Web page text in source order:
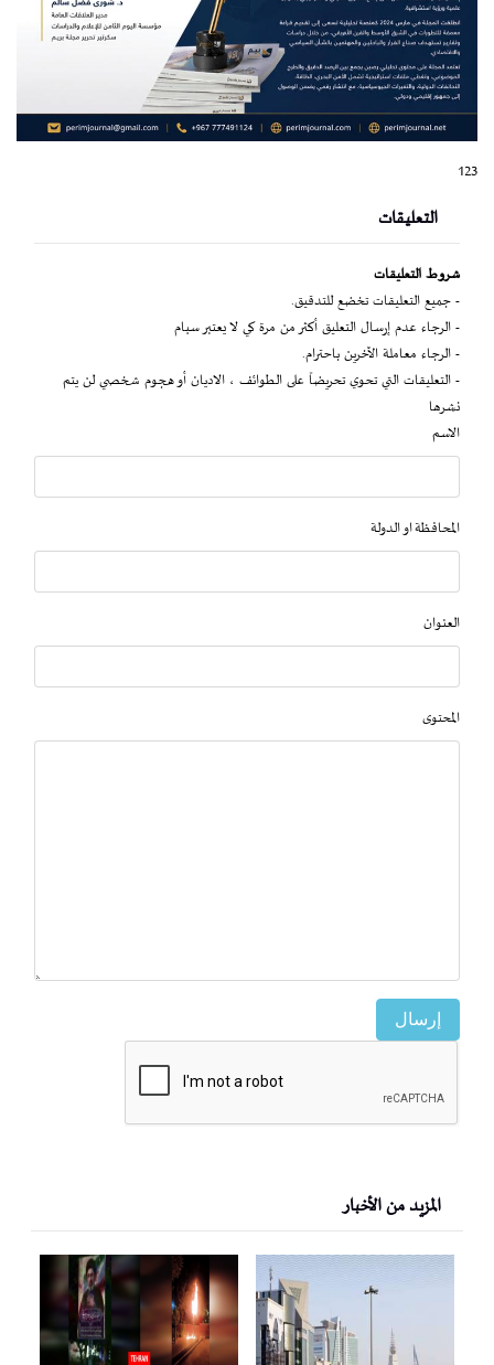
123
التعليقات
شروط التعليقات
- جميع التعليقات تخضع للتدقيق.
- الرجاء عدم إرسال التعليق أكثر من مرة كي لا يعتبر سبام
- الرجاء معاملة الآخرين باحترام.
- التعليقات التي تحوي تحريضاً على الطوائف ، الاديان أو هجوم شخصي لن يتم
نشرها
الاسم
المحافظة او الدولة
العنوان
المحتوى
إرسال
المزيد من الأخبار